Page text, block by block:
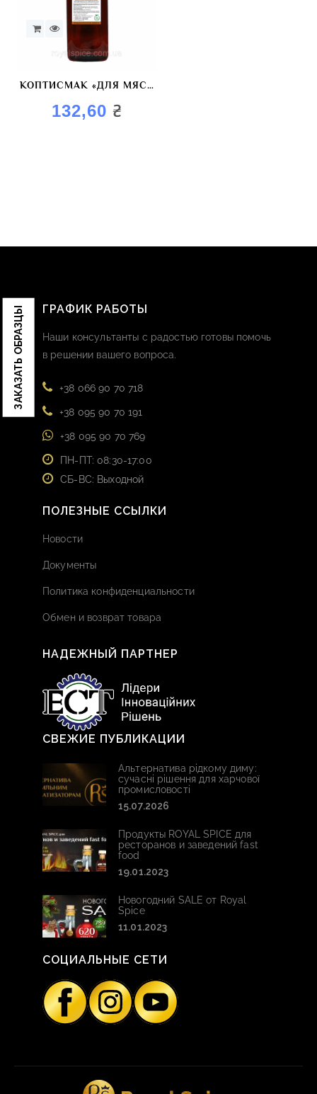
ЗАКАЗАТЬ ОБРАЗЦЫ
КОПТИСМАК «ДЛЯ МЯСА
ПТИЦЫ» КРАСИТЕЛЬ
КОПТИЛЬНЫЙ
132,60 ₴
ГРАФИК РАБОТЫ
Наши консультанты с радостью готовы помочь
в решении вашего вопроса.
+38 066 90 70 718
+38 095 90 70 191
+38 095 90 70 769
ПН-ПТ: 08:30-17:00
СБ-ВС: Выходной
ПОЛЕЗНЫЕ ССЫЛКИ
Новости
Документы
Политика конфиденциальности
Обмен и возврат товара
НАДЕЖНЫЙ ПАРТНЕР
СВЕЖИЕ ПУБЛИКАЦИИ
Альтернатива рідкому диму:
сучасні рішення для харчової
промисловості
15.07.2026
Продукты ROYAL SPICE для
ресторанов и заведений fast
food
19.01.2023
Новогодний SALE от Royal
Spice
11.01.2023
СОЦИАЛЬНЫЕ СЕТИ